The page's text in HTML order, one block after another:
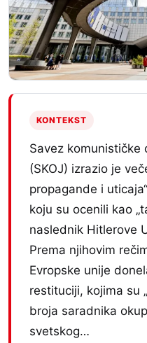
KONTEKST
Savez komunističke
(SKOJ) izrazio je
propagande i
koju su ocenili kao
naslednik Hitlerove
Prema njihovim
Evropske unije
restituciji, kojima su
broja saradnika
svetskog…